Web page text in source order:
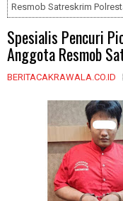
Resmob Satreskrim
Spesialis Pencuri
Anggota Resmob
BERITACAKRAWALA.CO.ID